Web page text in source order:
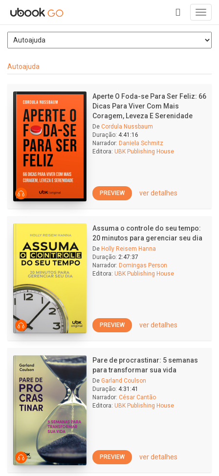
+
Autoajuda
Aperte O Foda-se Para Ser Feliz: 66
Dicas Para Viver Com Mais
Coragem, Leveza E Serenidade
De Cordula Nussbaum
Duração: 4:41:16
Narrador: Daniela Schmitz
Editora: UBK Publishing House
PREVIEW ver detalhes
Assuma o controle do seu tempo:
20 minutos para gerenciar seu dia
De Holly Reisem Hanna
Duração: 2:47:37
Narrador: Domingas Person
Editora: UBK Publishing House
PREVIEW ver detalhes
Pare de procrastinar: 5 semanas
para transformar sua vida
De Garland Coulson
Duração: 4:31:41
Narrador: César Cantão
Editora: UBK Publishing House
PREVIEW ver detalhes